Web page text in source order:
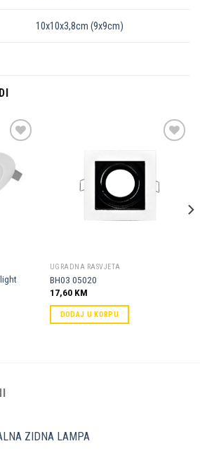
10x10x3,8cm (9x9cm)
Dodaj u
omiljene
omiljene
UGRADNA RASVJETA
BH03 05020
17,60 KM
DODAJ U KORPU
ZIDNA LAMPA